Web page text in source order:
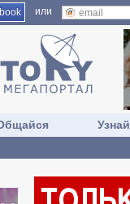
или
Узнай